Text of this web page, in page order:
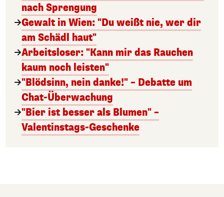
nach Sprengung
Gewalt in Wien: "Du weißt nie, wer dir
am Schädl haut"
Arbeitsloser: "Kann mir das Rauchen
kaum noch leisten"
"Blödsinn, nein danke!" – Debatte um
Chat-Überwachung
"Bier ist besser als Blumen" –
Valentinstags-Geschenke